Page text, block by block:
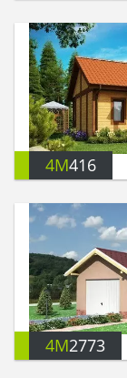
4M416
4M2773